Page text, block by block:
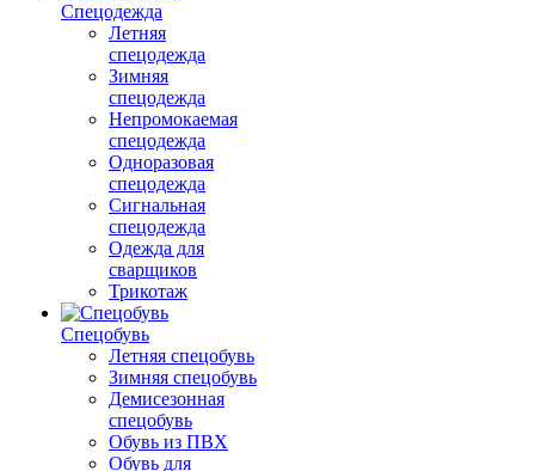
Спецодежда
Летняя
спецодежда
Зимняя
спецодежда
Непромокаемая
спецодежда
Одноразовая
спецодежда
Сигнальная
спецодежда
Одежда для
сварщиков
Трикотаж
Спецобувь
Летняя спецобувь
Зимняя спецобувь
Демисезонная
спецобувь
Обувь из ПВХ
Обувь для